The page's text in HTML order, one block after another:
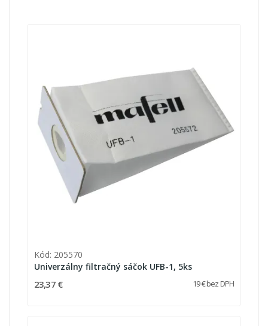
Kód: 205570
Univerzálny filtračný sáčok UFB-1, 5ks
23,37 € 19 € bez DPH